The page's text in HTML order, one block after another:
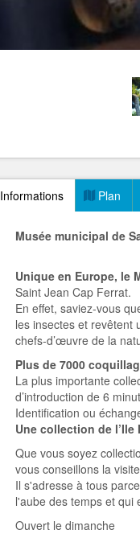
Informations Plan
Musée municipal de
Unique en Europe, le
Saint Jean Cap Ferrat.
En effet, saviez-vous
les insectes et revêtent
chefs-d’œuvre de la
Plus de 7000
La plus importante
d’introduction de 6
Identification ou
Une collection de l’Ile
Que vous soyez
vous conseillons la
Il s'adresse à tous
l'aube des temps et qui
Ouvert le dimanche